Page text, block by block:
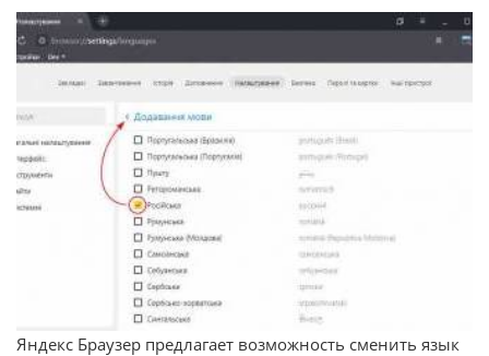
Яндекс Браузер предлагает возможность сменить язык